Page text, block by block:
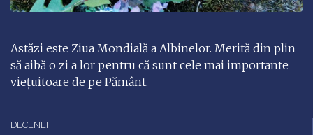
Astăzi este Ziua Mondială a Albinelor. Merită din plin
să aibă o zi a lor pentru că sunt cele mai importante
viețuitoare de pe Pământ.
DECENEI